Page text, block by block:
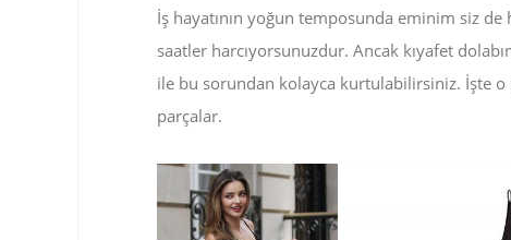
İş hayatının yoğun temposunda eminim siz
saatler harcıyorsunuzdur. Ancak kıyafet
ile bu sorundan kolayca kurtulabilirsiniz. İşte
parçalar.